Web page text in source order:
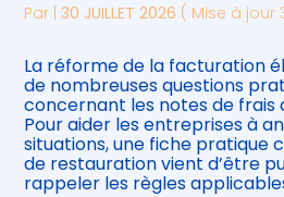
Par |30 JUILLET 2026 ( Mise à jour
La réforme de la facturation
de nombreuses questions
concernant les notes de frais
Pour aider les entreprises à
situations, une fiche pratique
de restauration vient d’être
rappeler les règles